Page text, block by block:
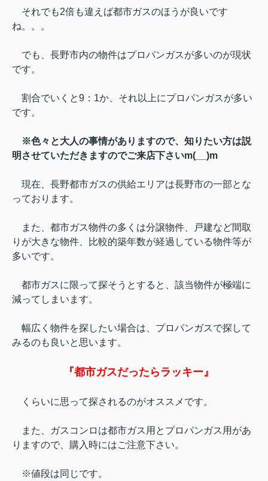
それでも2倍も違えば都市ガスのほうが良いです
ね。。。
でも、長野市内の物件はプロパンガスが多いのが現状
です。
割合でいくと9：1か、 それ以上にプロパンガスが多い
です。
※色々と大人の事情がありますので、知りたい方は説
明させていただきますのでご来店下さいm(__)m
現在、長野都市ガスの供給エリアは長野市の一部とな
っております。
また、都市ガス物件の多くは分譲物件、戸建など間取
りが大きな物件、比較的築年数が経過している物件等が
多いです。
都市ガスに限って探そうとすると、該当物件が極端に
減ってしまいます。
幅広く物件を探したい場合は、プロパンガスで探して
みるのも良いと思います。
『都市ガスだったらラッキー』
くらいに思って探されるのがオススメです。
また、ガスコンロは都市ガス用とプロパンガス用があ
りますので、購入時にはご注意下さい。
※値段は同じです。